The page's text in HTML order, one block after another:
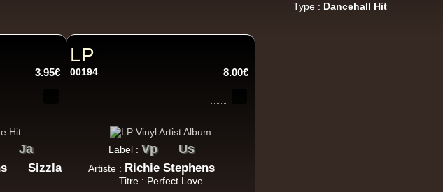
Type : Dancehall Hit
3.95€
Ja
Sizzla
LP
00194 8.00€
Label :Vp Us
Artiste : Richie Stephens
Titre : Perfect Love